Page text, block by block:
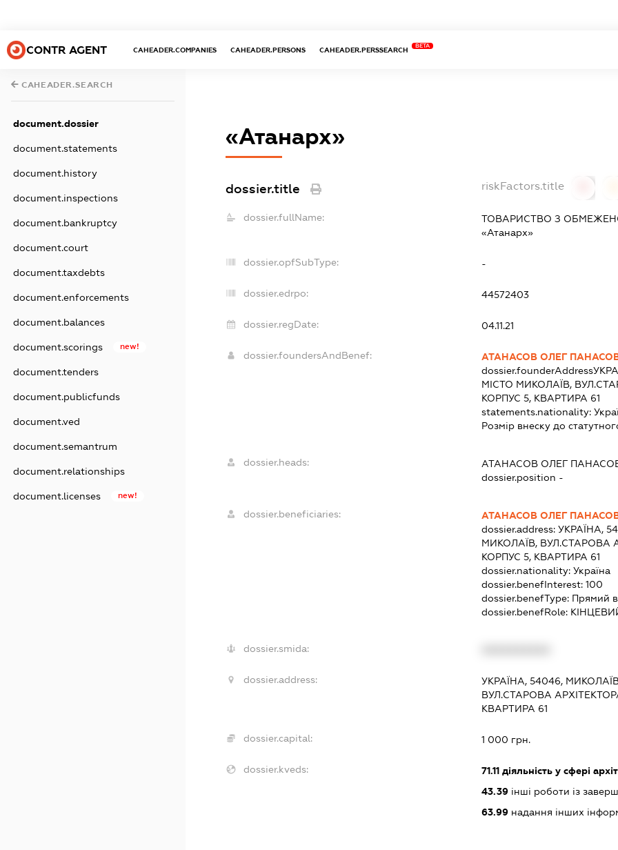
CONTR AGENT CAHEADER.COMPANIES CAHEADER.PERSONS CAHEADER.PERSSEARCH
BETA
CAHEADER.SEARCH
document.dossier
document.statements
document.history
document.inspections
document.bankruptcy
document.court
document.taxdebts
document.enforcements
document.balances
document.scorings new!
document.tenders
document.publicfunds
document.ved
document.semantrum
document.relationships
document.licenses new!
«Атанарх»
dossier.title riskFactors.title
dossier.fullName:
ТОВАРИСТВО З
«Атанарх»
dossier.opfSubType: -
dossier.edrpo: 44572403
dossier.regDate: 04.11.21
dossier.foundersAndBenef:
АТАНАСОВ ОЛЕГ
dossier.founderAddress
МІСТО МИКОЛАЇВ,
КОРПУС 5, КВАРТИРА 61
statements.nationality:
Розмір внеску до
dossier.heads: АТАНАСОВ ОЛЕГ
dossier.position -
dossier.beneficiaries:
АТАНАСОВ ОЛЕГ
dossier.address: УКРАЇНА,
МИКОЛАЇВ, ВУЛ.СТАРОВА
КОРПУС 5, КВАРТИРА 61
dossier.nationality: Україна
dossier.benefInterest: 100
dossier.benefType: Прямий
dossier.benefRole:
dossier.smida:
dossier.address:
УКРАЇНА, 54046,
ВУЛ.СТАРОВА
КВАРТИРА 61
dossier.capital: 1 000 грн.
dossier.kveds: 71.11діяльність у сфері
43.39інші роботи із
63.99надання інших